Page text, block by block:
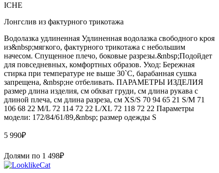
ICHE
Лонгслив из фактурного трикотажа
Водолазка удлиненная Удлиненная водолазка свободного кроя
из&nbsp;мягкого, фактурного трикотажа с небольшим
начесом. Спущенное плечо, боковые разрезы.&nbsp;Подойдет
для повседневных, комфортных образов. Уход: Бережная
стирка при температуре не выше 30`C, барабанная сушка
запрещена, &nbsp;не отбеливать. ПАРАМЕТРЫ ИЗДЕЛИЯ
размер длина изделия, см обхват груди, см длина рукава с
длиной плеча, см длина разреза, см XS/S 70 94 65 21 S/M 71
106 68 22 M/L 72 114 72 22 L/XL 72 118 72 22 Параметры
модели: 172/84/61/89,&nbsp; размер одежды S
5 990₽
Долями по 1 498₽